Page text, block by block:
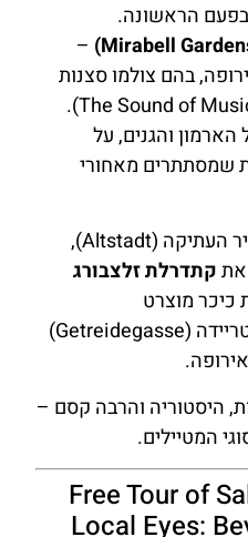
בפעם הראשונה.
–
בהם צולמו סצנות
והגנים, על
שמסתתרים מאחורי
לאחר מכן ממשיכים אל העיר העתיקה (Altstadt),
אתקתדרלת זלצבורג
כיכר מוצרט
(Mozartplatz) ואת רחוב גטריידה (Getreidegasse)
היסטוריה והרבה קסם –
המטיילים.
Free Tour of
Local Eyes: